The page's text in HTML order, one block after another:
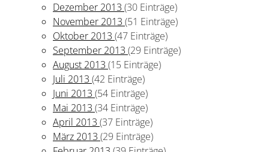
Dezember 2013 (30 Einträge)
November 2013 (51 Einträge)
Oktober 2013 (47 Einträge)
September 2013 (29 Einträge)
August 2013 (15 Einträge)
Juli 2013 (42 Einträge)
Juni 2013 (54 Einträge)
Mai 2013 (34 Einträge)
April 2013 (37 Einträge)
März 2013 (29 Einträge)